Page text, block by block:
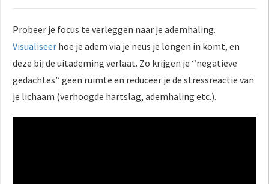
Probeer je focus te verleggen naar je ademhaling.
Visualiseer hoe je adem via je neus je longen in komt, en
deze bij de uitademing verlaat. Zo krijgen je ‘’negatieve
gedachtes’’ geen ruimte en reduceer je de stressreactie van
je lichaam (verhoogde hartslag, ademhaling etc.).